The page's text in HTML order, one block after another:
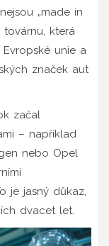
„made in
továrnu, která
unie a
značek aut
začal
– například
nebo Opel
je jasný důkaz,
dvacet let.